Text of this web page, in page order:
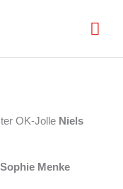
OK-Jolle Niels
Sophie Menke